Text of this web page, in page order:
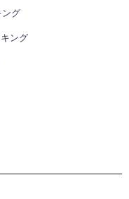
ング
ング